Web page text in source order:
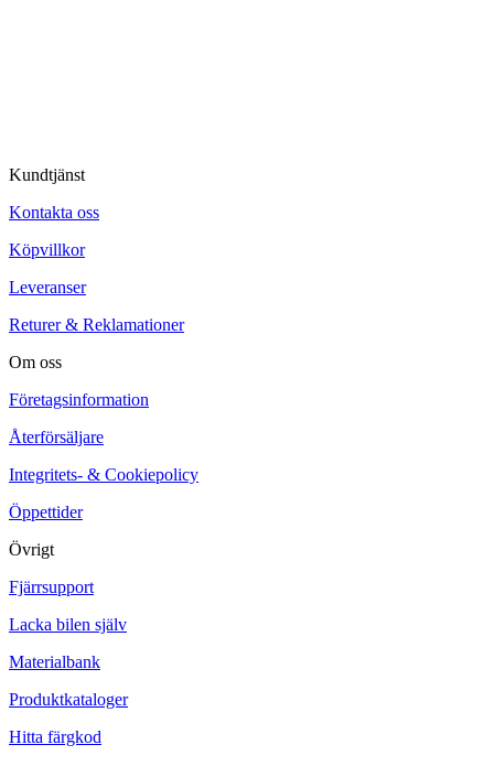
Kundtjänst
Kontakta oss
Köpvillkor
Leveranser
Returer & Reklamationer
Om oss
Företagsinformation
Återförsäljare
Integritets- & Cookiepolicy
Öppettider
Övrigt
Fjärrsupport
Lacka bilen själv
Materialbank
Produktkataloger
Hitta färgkod